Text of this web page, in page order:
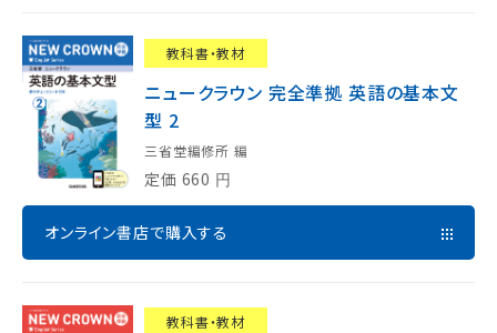
教科書・教材
ニュークラウン 完全準拠 英語の基本文
型 2
三省堂編修所 編
定価 660 円
オンライン書店で購入する
教科書・教材